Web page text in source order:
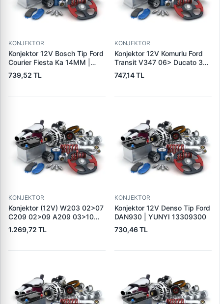
KONJEKTOR
Konjektor 12V Bosch Tip Ford
Courier Fiesta Ka 14MM |
TRANSPO IB5217 | OEM
TRANSPO IB235
739,52 TL
KONJEKTOR
Konjektor 12V Komurlu Ford
Transit V347 06> Ducato 3
Boxer 3 Jumper 3 | TRANSPO
IB6026 | OEM 77364083
747,14 TL
KONJEKTOR
Konjektor (12V) W203 02>07
C209 02>09 A209 03>10
W211 04>08 R171 04>11 |
GENON GNR-V224 | OEM
1.269,72 TL
KONJEKTOR
Konjektor 12V Denso Tip Ford
DAN930 | YUNYI 13309300
730,46 TL